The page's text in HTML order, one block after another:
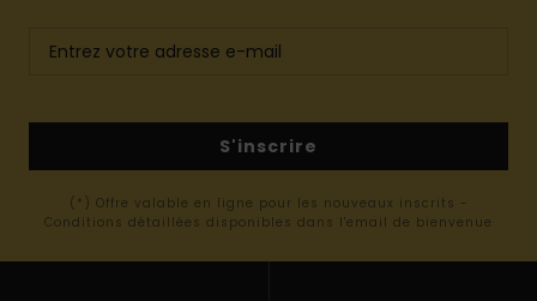
S'inscrire
(*) Offre valable en ligne pour les nouveaux inscrits -
Conditions détaillées disponibles dans l'email de bienvenue